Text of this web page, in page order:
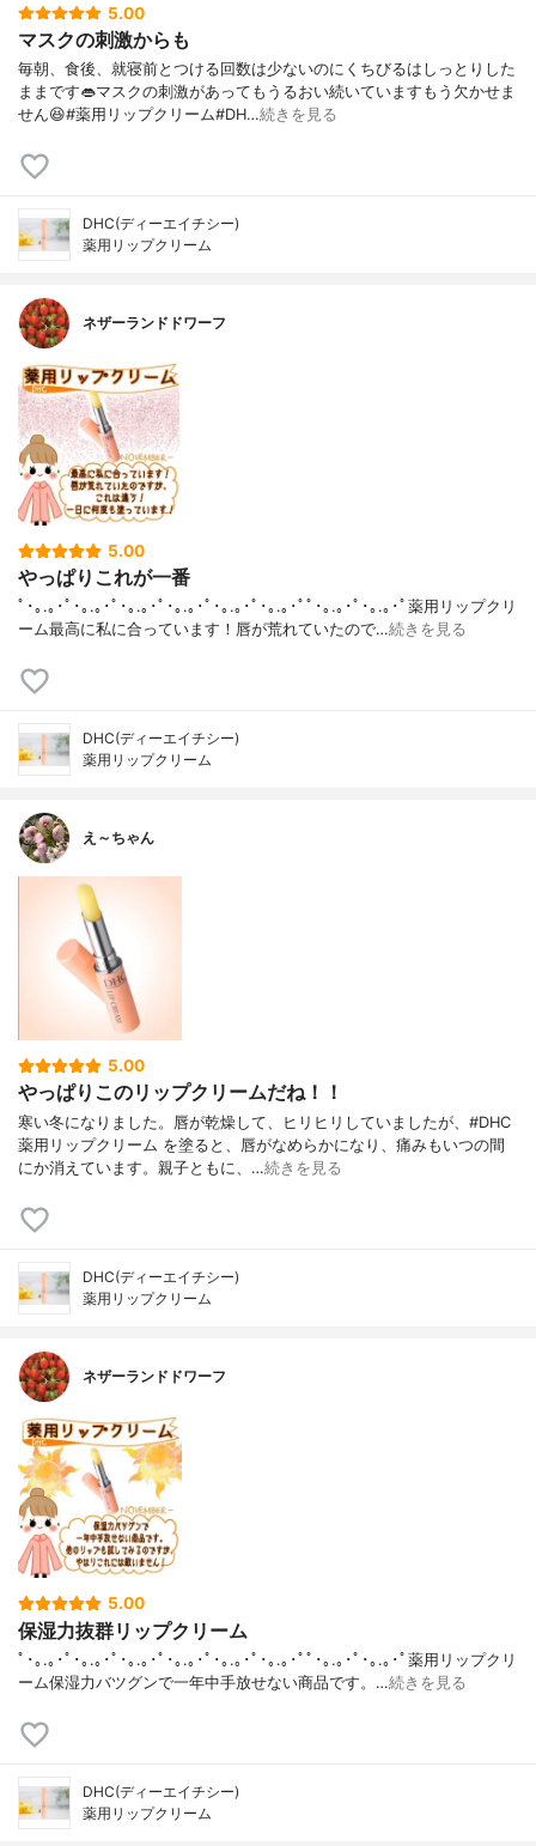
5.00
マスクの刺激からも
毎朝、食後、就寝前とつける回数は少ないのにくちびるはしっとりした
ままです👄マスクの刺激があってもうるおい続いていますもう欠かせま
せん😆#薬用リップクリーム#DH…続きを見る
DHC(ディーエイチシー)
薬用リップクリーム
ネザーランドドワーフ
5.00
やっぱりこれが一番
ﾟ･｡.｡･ﾟ･｡.｡･ﾟ･｡.｡･ﾟ･｡.｡･ﾟ･｡.｡･ﾟ･｡.｡･ﾟﾟ･｡.｡･ﾟ･｡.｡･ﾟ薬用リップクリ
ーム最高に私に合っています！唇が荒れていたので…続きを見る
DHC(ディーエイチシー)
薬用リップクリーム
え～ちゃん
5.00
やっぱりこのリップクリームだね！！
寒い冬になりました。唇が乾燥して、ヒリヒリしていましたが、#DHC
薬用リップクリーム を塗ると、唇がなめらかになり、痛みもいつの間
にか消えています。親子ともに、…続きを見る
DHC(ディーエイチシー)
薬用リップクリーム
ネザーランドドワーフ
5.00
保湿力抜群リップクリーム
ﾟ･｡.｡･ﾟ･｡.｡･ﾟ･｡.｡･ﾟ･｡.｡･ﾟ･｡.｡･ﾟ･｡.｡･ﾟﾟ･｡.｡･ﾟ･｡.｡･ﾟ薬用リップクリ
ーム保湿力バツグンで一年中手放せない商品です。…続きを見る
DHC(ディーエイチシー)
薬用リップクリーム